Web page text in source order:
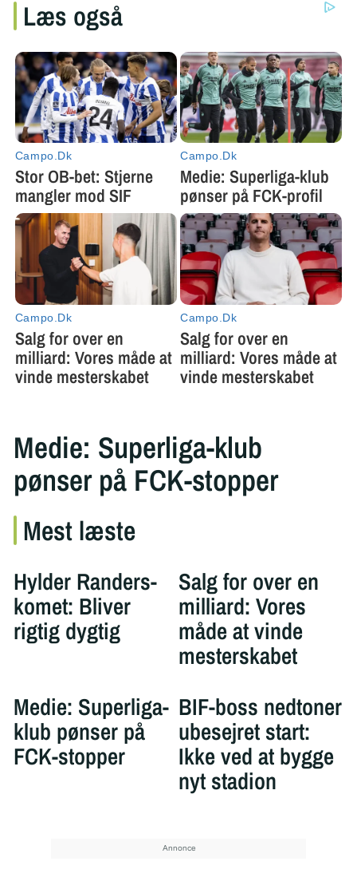
Medie: Superliga-klub
pønser på FCK-stopper
Mest læste
Hylder Randers-
komet: Bliver
rigtig dygtig
Salg for over en
milliard: Vores
måde at vinde
mesterskabet
Medie: Superliga-
klub pønser på
FCK-stopper
BIF-boss nedtoner
ubesejret start:
Ikke ved at bygge
nyt stadion